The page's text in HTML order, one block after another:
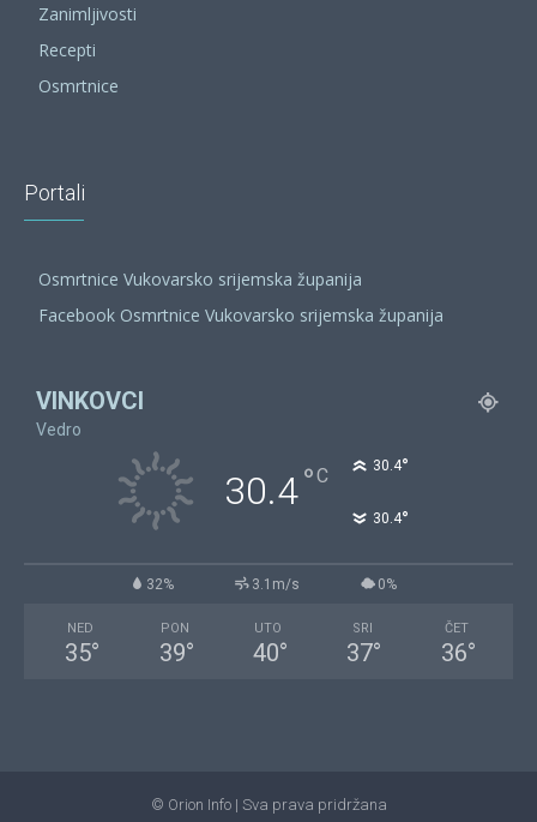
Zanimljivosti
Recepti
Osmrtnice
Portali
Osmrtnice Vukovarsko srijemska županija
Facebook Osmrtnice Vukovarsko srijemska županija
VINKOVCI
Vedro
30.4°C 30.4°
30.4°
32% 3.1m/s 0%
NED
35°
PON
39°
UTO
40°
SRI
37°
ČET
36°
© Orion Info | Sva prava pridržana